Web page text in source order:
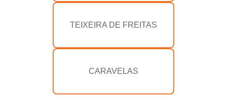
TEIXEIRA DE FREITAS
CARAVELAS